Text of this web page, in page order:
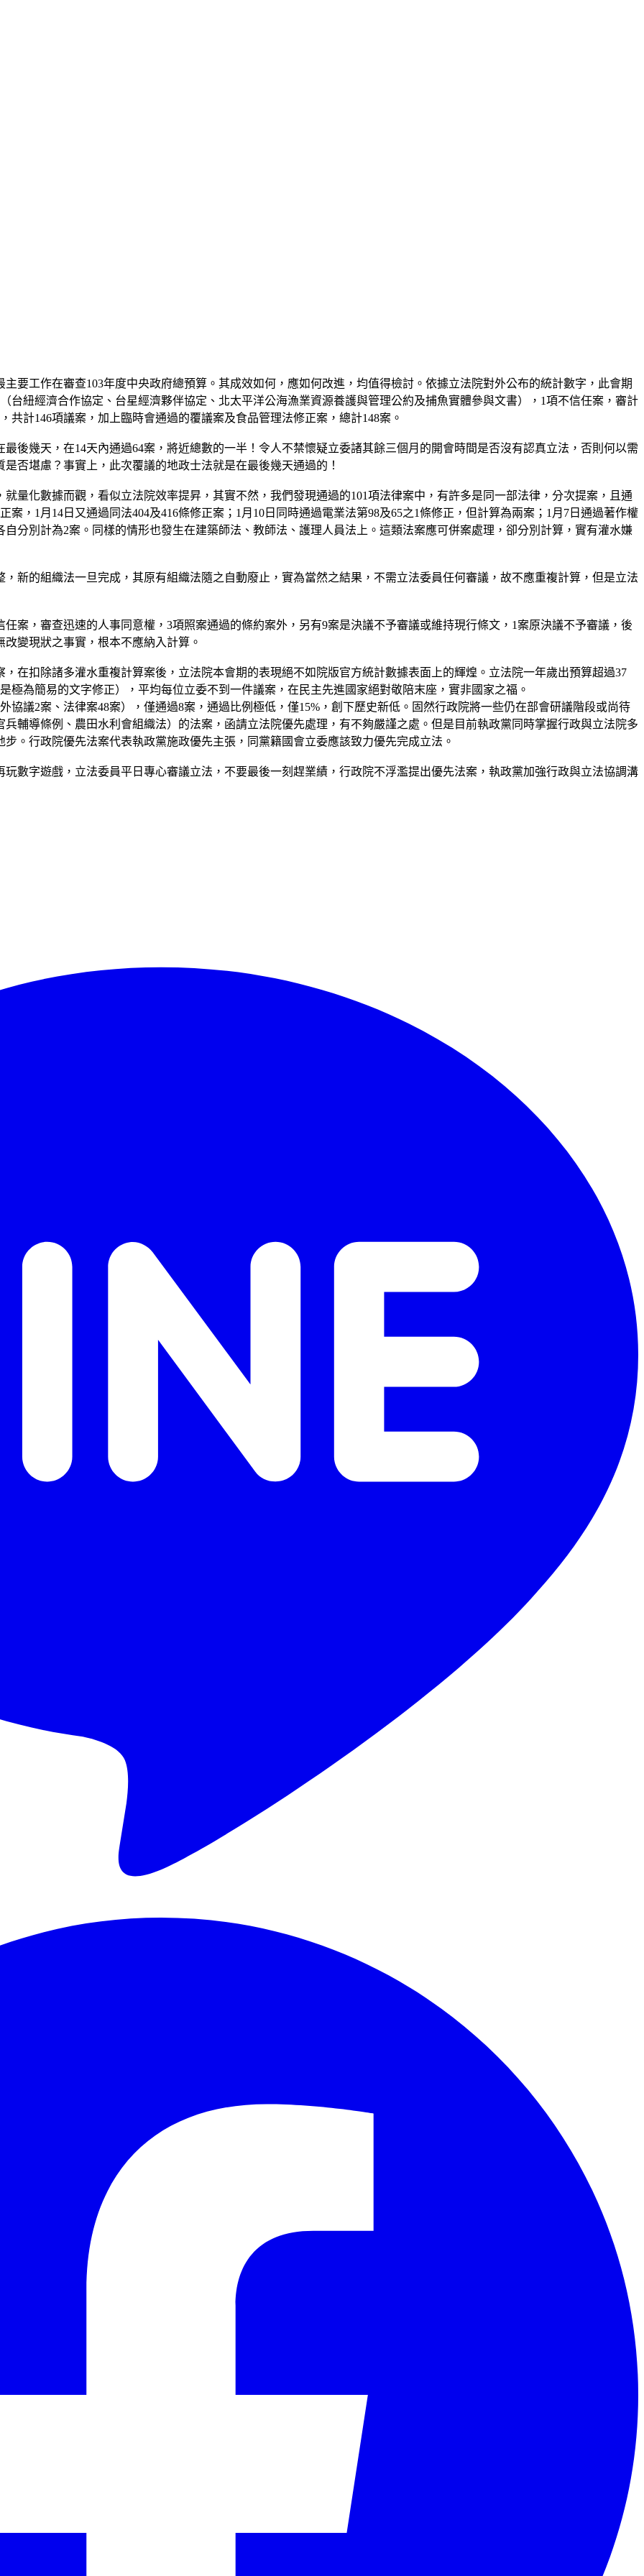
要工作在審查103年度中央政府總預算。其成效如何，應如何改進，均值得檢討。依據立法院對外公布的統計數字，此會期
台紐經濟合作協定、台星經濟夥伴協定、北太平洋公海漁業資源養護與管理公約及捕魚實體參與文書），1項不信任案，審計
計146項議案，加上臨時會通過的覆議案及食品管理法修正案，總計148案。
後幾天，在14天內通過64案，將近總數的一半！令人不禁懷疑立委諸其餘三個月的開會時間是否沒有認真立法，否則何以需
否堪慮？事實上，此次覆議的地政士法就是在最後幾天通過的！
量化數據而觀，看似立法院效率提昇，其實不然，我們發現通過的101項法律案中，有許多是同一部法律，分次提案，且通
案，1月14日又通過同法404及416條修正案；1月10日同時通過電業法第98及65之1條修正，但計算為兩案；1月7日通過著作權
自分別計為2案。同樣的情形也發生在建築師法、教師法、護理人員法上。這類法案應可併案處理，卻分別計算，實有灌水嫌
新的組織法一旦完成，其原有組織法隨之自動廢止，實為當然之結果，不需立法委員任何審議，故不應重複計算，但是立法
案，審查迅速的人事同意權，3項照案通過的條約案外，另有9案是決議不予審議或維持現行條文，1案原決議不予審議，後
變現狀之事實，根本不應納入計算。
在扣除諸多灌水重複計算案後，立法院本會期的表現絕不如院版官方統計數據表面上的輝煌。立法院一年歲出預算超過37
極為簡易的文字修正），平均每位立委不到一件議案，在民主先進國家絕對敬陪末座，實非國家之福。
協議2案、法律案48案），僅通過8案，通過比例極低，僅15%，創下歷史新低。固然行政院將一些仍在部會研議階段或尚待
輔導條例、農田水利會組織法）的法案，函請立法院優先處理，有不夠嚴謹之處。但是目前執政黨同時掌握行政與立法院多
。行政院優先法案代表執政黨施政優先主張，同黨籍國會立委應該致力優先完成立法。
數字遊戲，立法委員平日專心審議立法，不要最後一刻趕業績，行政院不浮濫提出優先法案，執政黨加強行政與立法協調溝